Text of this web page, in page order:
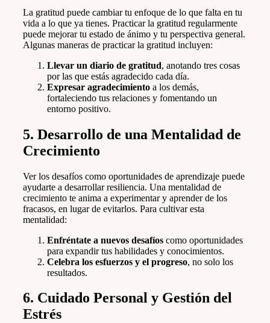
La gratitud puede cambiar tu enfoque de lo que falta en tu
vida a lo que ya tienes. Practicar la gratitud regularmente
puede mejorar tu estado de ánimo y tu perspectiva general.
Algunas maneras de practicar la gratitud incluyen:
Llevar un diario de gratitud, anotando tres cosas
por las que estás agradecido cada día.
Expresar agradecimiento a los demás,
fortaleciendo tus relaciones y fomentando un
entorno positivo.
5. Desarrollo de una Mentalidad de
Crecimiento
Ver los desafíos como oportunidades de aprendizaje puede
ayudarte a desarrollar resiliencia. Una mentalidad de
crecimiento te anima a experimentar y aprender de los
fracasos, en lugar de evitarlos. Para cultivar esta
mentalidad:
Enfréntate a nuevos desafíos como oportunidades
para expandir tus habilidades y conocimientos.
Celebra los esfuerzos y el progreso, no solo los
resultados.
6. Cuidado Personal y Gestión del
Estrés